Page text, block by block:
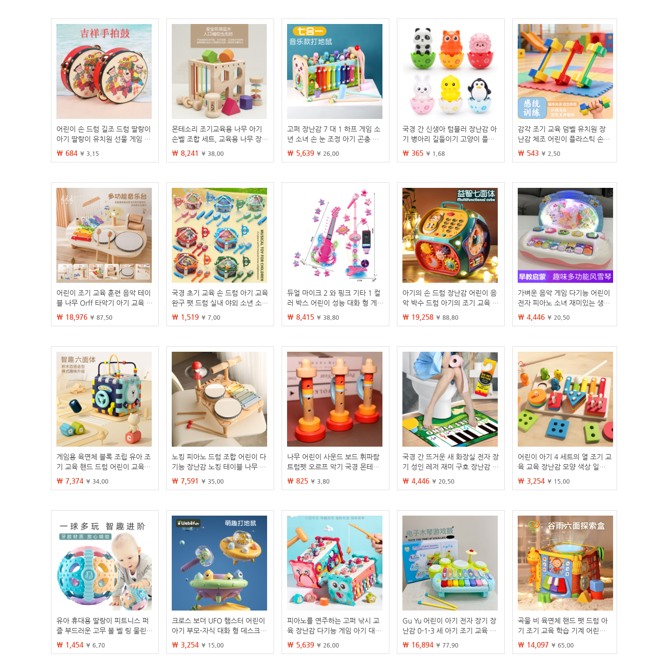
어린이 손 드럼 길조 드럼 딸랑이
아기 딸랑이 유치원 선물 게임 장
난감 이우 장난감 도매
₩ 684 ¥ 3.15
몬테소리 조기교육용 나무 아기
손벨 조합 세트, 교육용 나무 장난
감 및 블록 게임
₩ 8,241 ¥ 38.00
고퍼 장난감 7 대 1 하프 게임 소
년 소녀 손 눈 조정 아기 곤충 잡
기 정보 다기능 조기 교육
₩ 5,639 ¥ 26.00
국경 간 신생아 텀블러 장난감 아
기 병아리 길들이기 고양이 플레
이 인터랙티브 펭귄 핸드 래틀 조
기 교육 0-3 세
₩ 365 ¥ 1.68
감각 조기 교육 덤벨 유치원 장
난감 체조 어린이 플라스틱 손
딸랑이 게임 2 색 무음 덤벨 도매
₩ 543 ¥ 2.50
어린이 조기 교육 훈련 음악 테이
블 나무 Orff 타악기 아기 교육 장
난감 관심 게임 테이블
₩ 18,976 ¥ 87.50
국경 초기 교육 손 드럼 아기 교육
완구 팻 드럼 실내 야외 소년 소녀
타악기 놀이
₩ 1,519 ¥ 7.00
듀얼 마이크 2 와 핑크 기타 1 컬
러 박스 어린이 성능 대화 형 게임
다채로운 조명 악기 장난감
₩ 8,415 ¥ 38.80
아기의 손 드럼 장난감 어린이 음
악 박수 드럼 아기의 조기 교육 육
면체 충전식 0-1 년 6 월
₩ 19,258 ¥ 88.80
가벼운 음악 게임 다기능 어린이
전자 피아노 소녀 재미있는 생일
선물로 눈송이 음악 피아노
₩ 4,446 ¥ 20.50
게임용 육면체 블록 조립 유아 조
기 교육 핸드 드럼 어린이 교육용
장난감 인터랙티브 음악 교육
₩ 7,374 ¥ 34.00
노킹 피아노 드럼 조합 어린이 다
기능 장난감 노킹 테이블 나무 게
임 테이블 오르프 음악 아기 악기
₩ 7,591 ¥ 35.00
나무 어린이 사운드 보드 휘파람
트럼펫 오르프 악기 국경 몬테소
리 조기 교육 악기 장난감
₩ 825 ¥ 3.80
국경 간 뜨거운 새 화장실 전자 장
기 성인 레저 재미 구호 장난감 음
악 담요 게임 카펫 대외 무역
₩ 4,446 ¥ 20.50
어린이 아기 4 세트의 열 조기 교
육 교육 장난감 모양 색상 일치
인지 빌딩 블록 낚시 피아노 게
임
₩ 3,254 ¥ 15.00
유아 휴대용 딸랑이 피트니스 퍼
즐 부드러운 고무 볼 벨 링 물린
장난감 아기 조기 교육 놀이
₩ 1,454 ¥ 6.70
크로스 보더 UFO 햄스터 어린이
아기 부모-자식 대화 형 데스크탑
게임 기계 손 눈 훈련 해머 타악기
장난감
₩ 3,254 ¥ 15.00
피아노를 연주하는 고퍼 낚시 교
육 장난감 다기능 게임 아기 대화
형 장난감 8 대 1
₩ 5,639 ¥ 26.00
Gu Yu 어린이 아기 전자 장기 장
난감 0-1-3 세 아기 조기 교육 피
아노 소녀 초보자 장난감 오르간
₩ 16,894 ¥ 77.90
곡물 비 육면체 핸드 팻 드럼 아
기 조기 교육 학습 기계 어린이
다기능 게임 테이블 아기 장난감
₩ 14,097 ¥ 65.00